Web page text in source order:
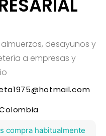
desayunos y
a empresas y
compra habitualmente